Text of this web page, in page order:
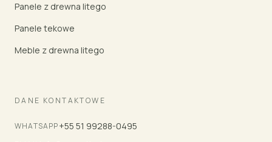
Panele z drewna litego
Panele tekowe
Meble z drewna litego
DANE KONTAKTOWE
WHATSAPP+55 51 99288-0495